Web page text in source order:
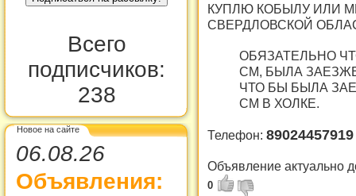
Всего
подписчиков:
238
Новое на сайте
06.08.26
Объявления:
КУПЛЮ КОБЫЛУ ИЛИ
СВЕРДЛОВСКОЙ
ОБЯЗАТЕЛЬНО
СМ, БЫЛА
ЧТО БЫ БЫЛА
СМ В ХОЛКЕ.
Телефон:
Объявление актуально
0